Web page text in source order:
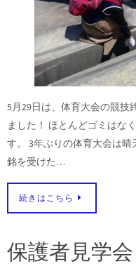
5月29日は、体育大会の競技
ました！ ほとんどゴミはな
す。 3年ぶりの体育大会は
銘を受けた…
続きはこちら
保護者見学会